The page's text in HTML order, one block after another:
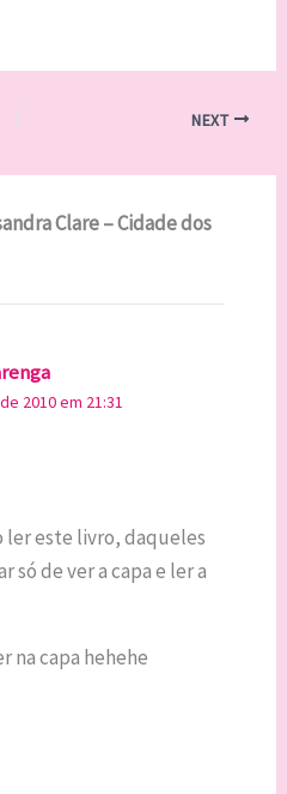
NEXT
Clare – Cidade dos
2010 em 21:31
ler este livro, daqueles
só de ver a capa e ler a
na capa hehehe